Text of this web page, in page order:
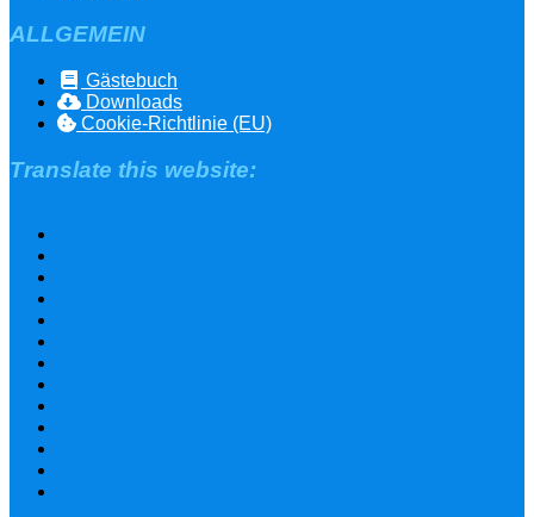
ALLGEMEIN
Gästebuch
Downloads
Cookie-Richtlinie (EU)
Translate this website: